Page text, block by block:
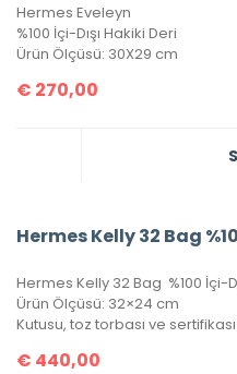
Hermes Eveleyn
%100 İçi-Dışı Hakiki Deri
Ürün Ölçüsü: 30X29 cm
€ 270,00
Hermes Kelly 32 Bag
Hermes Kelly 32 Bag %100 İçi-
Ürün Ölçüsü: 32×24 cm
Kutusu, toz torbası ve
€ 440,00